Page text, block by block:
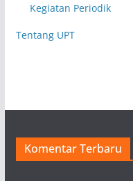
Kegiatan Periodik
Tentang UPT
Komentar Terbaru